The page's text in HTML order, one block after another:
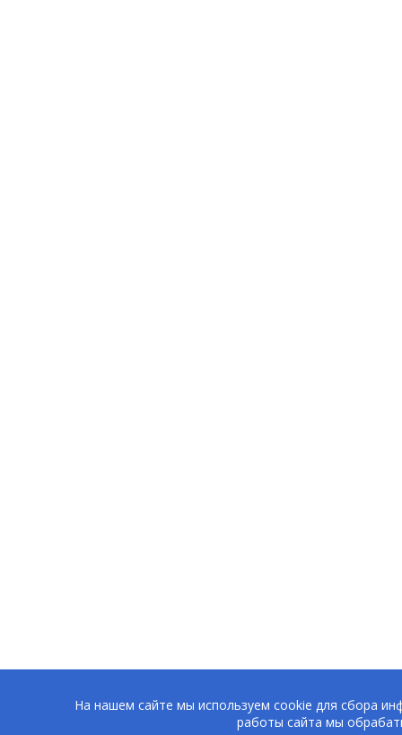
На нашем сайте мы используем cookie для сбора
работы сайта мы